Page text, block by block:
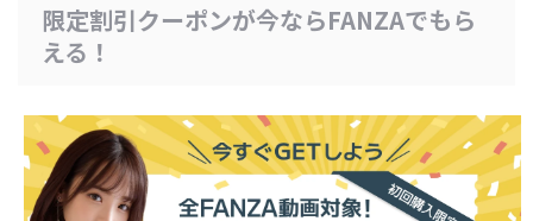
限定割引クーポンが今ならFANZAでもら
える！